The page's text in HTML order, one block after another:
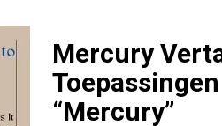
Mercury
“Mercury”